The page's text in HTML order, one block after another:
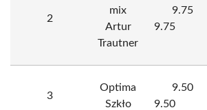
2
mix
Artur
Trautner
9.75
9.75
3
Optima
Szkło
9.50
9.50